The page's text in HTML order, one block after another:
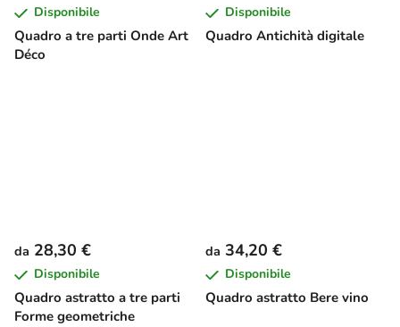
Quadro a tre parti Onde Art
Déco
Disponibile
Quadro Antichità digitale
Disponibile
Quadro astratto a tre parti
Forme geometriche
da 28,30 €
Disponibile
Quadro astratto Bere vino
da 34,20 €
Disponibile